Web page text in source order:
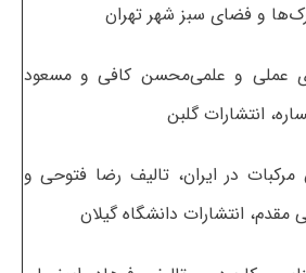
و فضای سبز شهر تهران
عملی و علمی‌محسن کافی و مسعود
انتشارات گلبن
مرکبات در ایران، تالیف رضا فتوحی و
مقدم، انتشارات دانشگاه گیلان